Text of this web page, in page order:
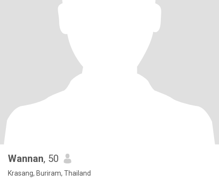
Wannan, 50
Krasang, Buriram, Thailand